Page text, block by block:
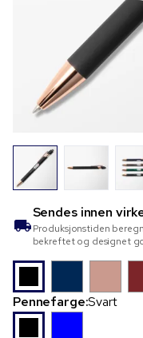
Sendes innen
Produksjonstiden
bekreftet og designet
Pennefarge:Svart